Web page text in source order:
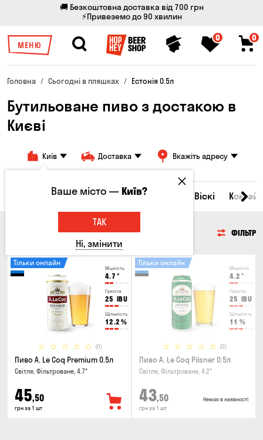
🚚 Безкоштовна доставка від 700 грн
⚡Привеземо до 90 хвилин
МЕНЮ
0 0
Головна Сьогодні в пляшках Естонія 0.5л
Бутильоване пиво з достакою в
Києві
Київ Доставка Вкажіть адресу
Всі товари Пиво Сидр Віскі
ФІЛЬТР
Міцність
4.7 °
Гіркота
25 IBU
Щільність
12.2 %
(0)
Тільки онлайн
Пиво A. Le Coq Premium 0.5л
Світле, Фільтроване, 4.7°
45,50
грн за 1 шт
Міцність
4.2 °
Гіркота
25 IBU
Щільність
11 %
(0)
Тільки онлайн
Пиво A. Le Coq Pilsner 0.5л
Світле, Фільтроване, 4.2°
43,50
грн за 1 шт
Немає в наявності
Ваше місто —Київ?
ТАК
Ні, змінити